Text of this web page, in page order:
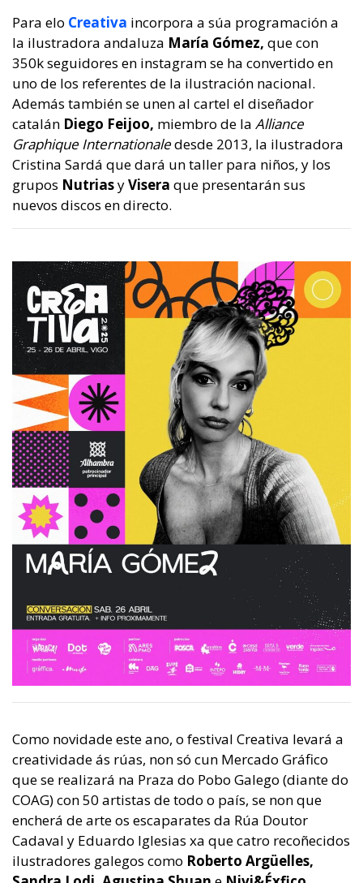
Para elo Creativa incorpora a súa programación a
la ilustradora andaluza María Gómez, que con
350k seguidores en instagram se ha convertido en
uno de los referentes de la ilustración nacional.
Además también se unen al cartel el diseñador
catalán Diego Feijoo, miembro de la Alliance
Graphique Internationaledesde 2013, la ilustradora
Cristina Sardá que dará un taller para niños, y los
grupos NutriasyVisera que presentarán sus
nuevos discos en directo.
Como novidade este ano, o festival Creativa levará a
creatividade ás rúas, non só cun Mercado Gráfico
que se realizará na Praza do Pobo Galego (diante do
COAG) con 50 artistas de todo o país, se non que
encherá de arte os escaparates da Rúa Doutor
Cadaval y Eduardo Iglesias xa que catro recoñecidos
ilustradores galegos como Roberto Argüelles,